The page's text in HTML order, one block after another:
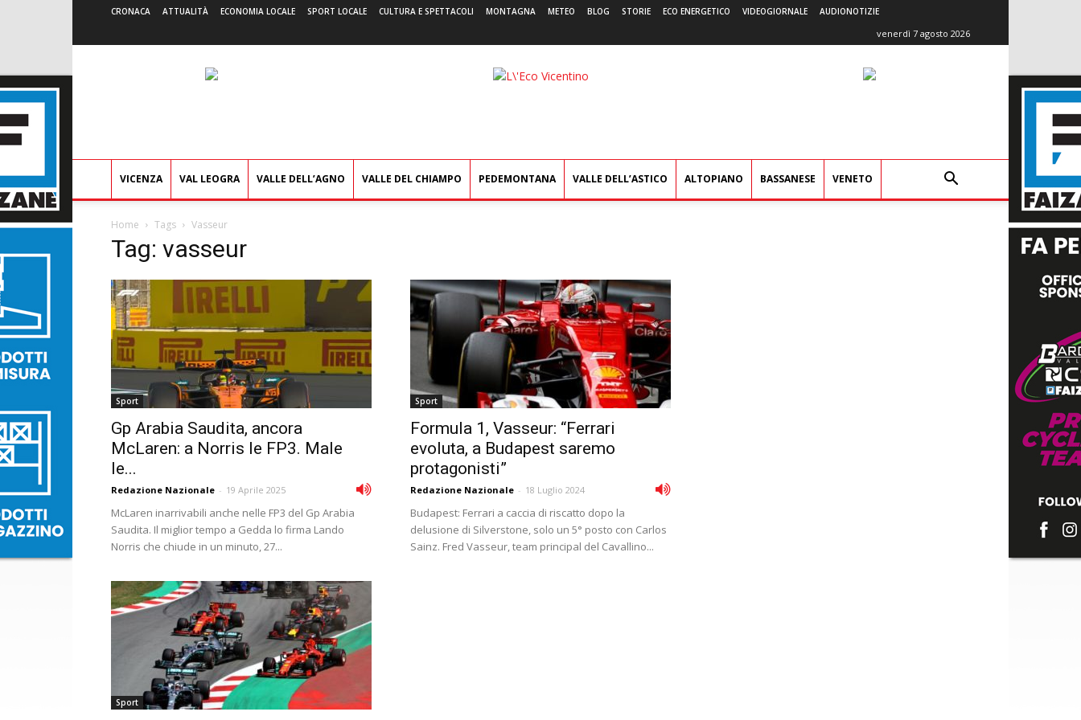
CRONACA ATTUALITÀ ECONOMIA LOCALE SPORT LOCALE CULTURA E SPETTACOLI MONTAGNA METEO BLOG STORIE ECO ENERGETICO VIDEOGIORNALE AUDIONOTIZIE
venerdì 7 agosto 2026
L'Eco
VICENZA VAL LEOGRA VALLE DELL’AGNO VALLE DEL CHIAMPO PEDEMONTANA VALLE DELL’ASTICO ALTOPIANO BASSANESE VENETO
Home Tags Vasseur
Tag: vasseur
Sport
Gp Arabia Saudita, ancora
McLaren: a Norris le FP3. Male
le...
Redazione Nazionale - 19 Aprile 2025
McLaren inarrivabili anche nelle FP3 del Gp Arabia
Saudita. Il miglior tempo a Gedda lo firma Lando
Norris che chiude in un minuto, 27...
Sport
Formula 1, Vasseur: “Ferrari
evoluta, a Budapest saremo
protagonisti”
Redazione Nazionale - 18 Luglio 2024
Budapest: Ferrari a caccia di riscatto dopo la
delusione di Silverstone, solo un 5° posto con Carlos
Sainz. Fred Vasseur, team principal del Cavallino...
Sport